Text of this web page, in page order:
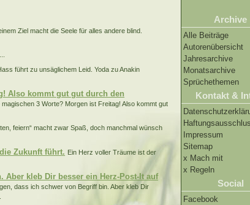
Archive
Alle Beiträge
Autorenübersicht
Jahresarchive
Monatsarchive
Sprüchethemen
Kontakt &
Impressum
Sitemap
x Mach mit
x Regeln
Social
Facebook
Ziel macht die Seele für alles andere blind.
führt zu unsäglichem Leid. Yoda zu Anakin
Also kommt gut gut durch den
magischen 3 Worte? Morgen ist Freitag! Also kommt gut
feiern“ macht zwar Spaß, doch manchmal wünsch
Zukunft führt. Ein Herz voller Träume ist der
kleb Dir besser ein Herz-Post-It auf
dass ich schwer von Begriff bin. Aber kleb Dir